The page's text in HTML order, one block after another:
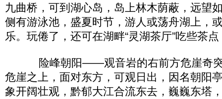
九曲桥，可到湖心岛，岛上林木荫蔽，远望
侧有游泳池，盛夏时节，游人或荡舟湖上，
乐。玩倦了，还可在湖畔“灵湖茶厅”吃些茶
险峰朝阳——观音岩的右前方危崖奇突
危崖之上，面对东方，可观日出，因名朝阳
象开阔壮观，黔郁大江合流东去，巍巍东塔